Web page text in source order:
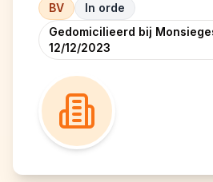
BV
In orde
Gedomicilieerd bij
12/12/2023